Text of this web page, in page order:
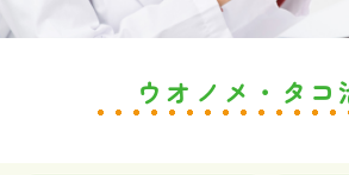
ウオノメ・タコ